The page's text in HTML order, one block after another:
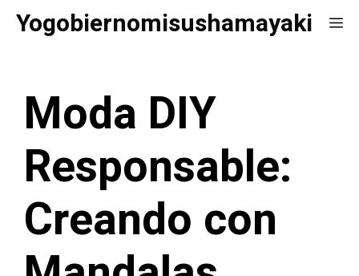
SaltarYogobiernomisushamayaki
Moda DIY
Responsable:
Creando con